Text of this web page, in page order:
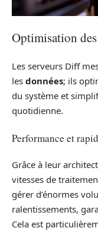
Optimisation
Les serveurs Diff
les données; ils
du système et
quotidienne.
Performance et
Grâce à leur
vitesses de
gérer d’énormes
ralentissements,
Cela est